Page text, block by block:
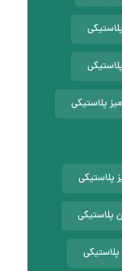
پلاستیکی
پلاستیکی
پلاستیکی